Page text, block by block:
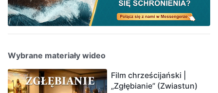
Wybrane materiały wideo
Film chrześcijański |
„Zgłębianie” (Zwiastun)